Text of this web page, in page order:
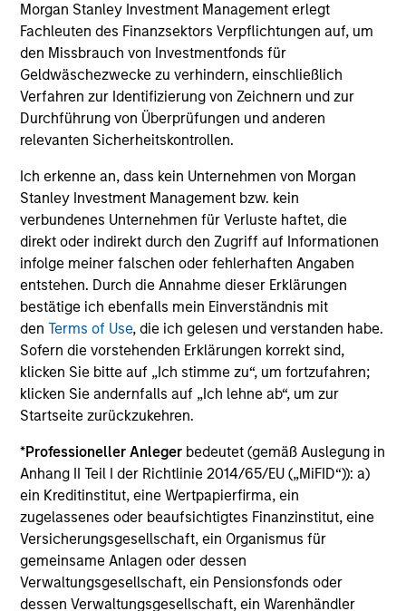
Morgan Stanley Investment Management erlegt
Fachleuten des Finanzsektors Verpflichtungen auf, um
den Missbrauch von Investmentfonds für
Geldwäschezwecke zu verhindern, einschließlich
Verfahren zur Identifizierung von Zeichnern und zur
Durchführung von Überprüfungen und anderen
relevanten Sicherheitskontrollen.
Ich erkenne an, dass kein Unternehmen von Morgan
Stanley Investment Management bzw. kein
verbundenes Unternehmen für Verluste haftet, die
direkt oder indirekt durch den Zugriff auf Informationen
infolge meiner falschen oder fehlerhaften Angaben
entstehen. Durch die Annahme dieser Erklärungen
bestätige ich ebenfalls mein Einverständnis mit
denTerms of Use, die ich gelesen und verstanden habe.
Sofern die vorstehenden Erklärungen korrekt sind,
klicken Sie bitte auf „Ich stimme zu“, um fortzufahren;
klicken Sie andernfalls auf „Ich lehne ab“, um zur
Startseite zurückzukehren.
*Professioneller Anleger bedeutet (gemäß Auslegung in
Anhang II Teil I der Richtlinie 2014/65/EU („MiFID“)): a)
ein Kreditinstitut, eine Wertpapierfirma, ein
zugelassenes oder beaufsichtigtes Finanzinstitut, eine
Versicherungsgesellschaft, ein Organismus für
gemeinsame Anlagen oder dessen
Verwaltungsgesellschaft, ein Pensionsfonds oder
dessen Verwaltungsgesellschaft, ein Warenhändler
How We Work With Companies
What Makes Us Different
Play
Video
Other videos in series
Morgan Stanley Expansion Capital: Value of the
Morgan Stanley Platform
Pete D. Chung, Head of Expansion Capital